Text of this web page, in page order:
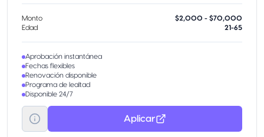
Monto
$2,000 - $70,000
Edad
21-65
Aprobación instantánea
Fechas flexibles
Renovación disponible
Programa de lealtad
Disponible 24/7
Aplicar